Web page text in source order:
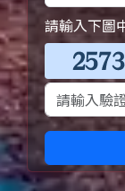
請輸入下圖